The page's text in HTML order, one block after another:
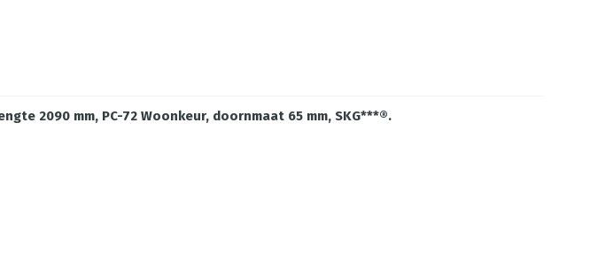
2090 mm, PC-72 Woonkeur, doornmaat 65 mm, SKG***®.